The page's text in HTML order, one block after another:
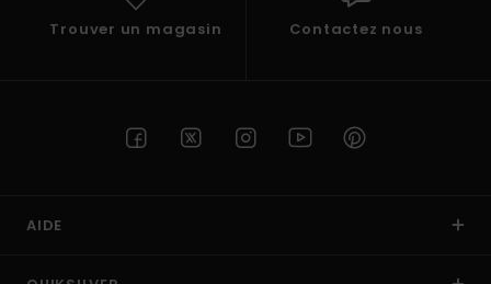
Trouver un magasin Contactez nous
AIDE